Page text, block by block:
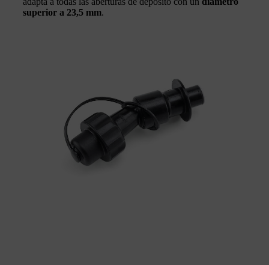
superior a 23,5 mm.